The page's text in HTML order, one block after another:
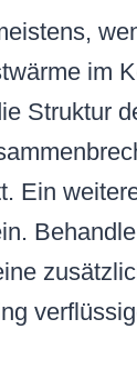
im
Struktur
Ein